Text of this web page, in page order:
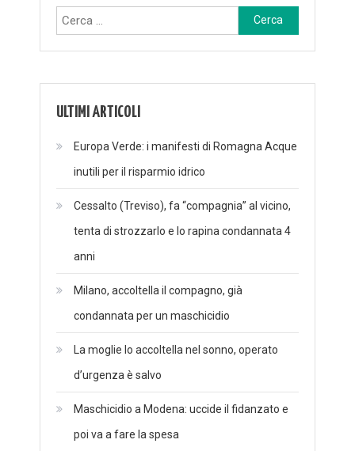
Ricerca
per:
ULTIMI ARTICOLI
Europa Verde: i manifesti di Romagna Acque
inutili per il risparmio idrico
Cessalto (Treviso), fa “compagnia” al vicino,
tenta di strozzarlo e lo rapina condannata 4
anni
Milano, accoltella il compagno, già
condannata per un maschicidio
La moglie lo accoltella nel sonno, operato
d’urgenza è salvo
Maschicidio a Modena: uccide il fidanzato e
poi va a fare la spesa